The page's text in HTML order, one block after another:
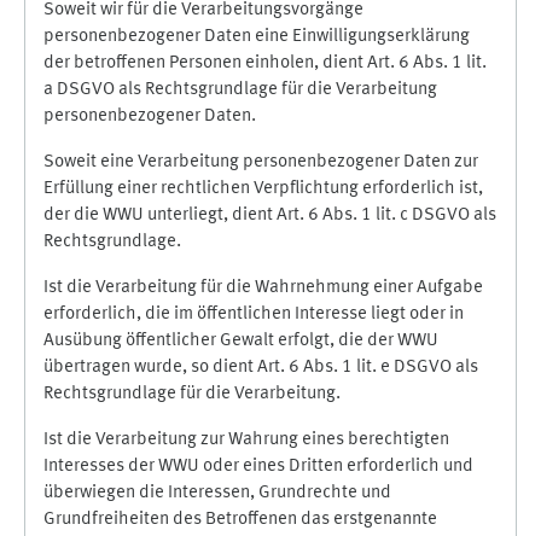
Soweit wir für die Verarbeitungsvorgänge
personenbezogener Daten eine Einwilligungserklärung
der betroffenen Personen einholen, dient Art. 6 Abs. 1 lit.
a DSGVO als Rechtsgrundlage für die Verarbeitung
personenbezogener Daten.
Soweit eine Verarbeitung personenbezogener Daten zur
Erfüllung einer rechtlichen Verpflichtung erforderlich ist,
der die WWU unterliegt, dient Art. 6 Abs. 1 lit. c DSGVO als
Rechtsgrundlage.
Ist die Verarbeitung für die Wahrnehmung einer Aufgabe
erforderlich, die im öffentlichen Interesse liegt oder in
Ausübung öffentlicher Gewalt erfolgt, die der WWU
übertragen wurde, so dient Art. 6 Abs. 1 lit. e DSGVO als
Rechtsgrundlage für die Verarbeitung.
Ist die Verarbeitung zur Wahrung eines berechtigten
Interesses der WWU oder eines Dritten erforderlich und
überwiegen die Interessen, Grundrechte und
Grundfreiheiten des Betroffenen das erstgenannte